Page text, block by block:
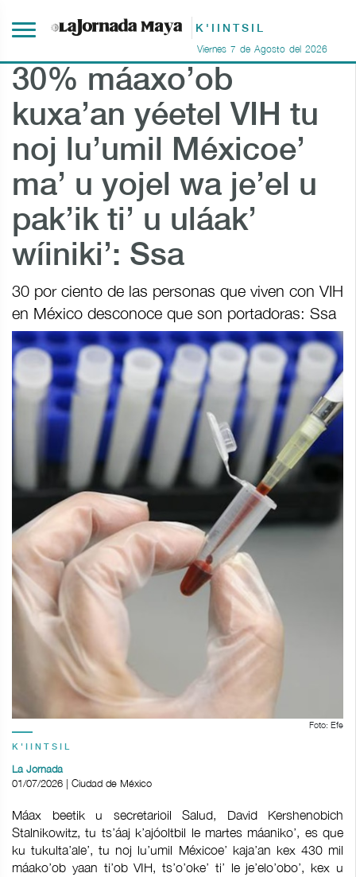
K'IINTSIL
Viernes 7 de Agosto del 2026
30% máaxo’ob
kuxa’an yéetel VIH tu
noj lu’umil Méxicoe’
ma’ u yojel wa je’el u
pak’ik ti’ u uláak’
wíiniki’: Ssa
30 por ciento de las personas que viven con VIH
en México desconoce que son portadoras: Ssa
Foto: Efe
K'IINTSIL
La Jornada
01/07/2026 | Ciudad de México
Máax beetik u secretarioil Salud, David Kershenobich
Stalnikowitz, tu ts’áaj k’ajóoltbil le martes máaniko’, es que
ku tukulta’ale’, tu noj lu’umil Méxicoe’ kaja’an kex 430 mil
máako’ob yaan ti’ob VIH, ts’o’oke’ ti’ le je’elo’obo’, kex u